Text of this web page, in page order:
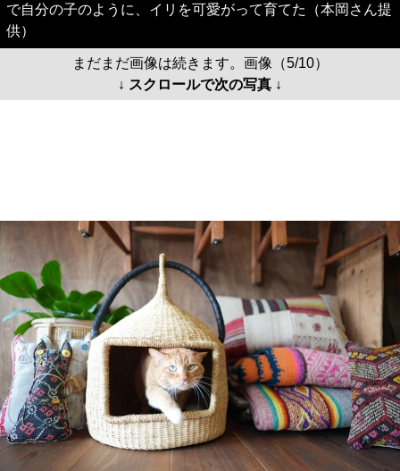
で自分の子のように、イリを可愛がって育てた（本岡さん提
供）
まだまだ画像は続きます。画像（5/10）
↓ スクロールで次の写真 ↓